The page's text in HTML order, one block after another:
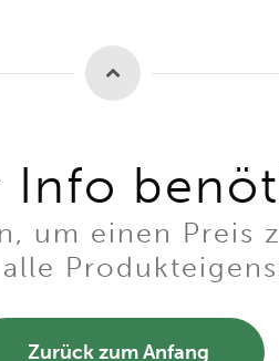
Info
um einen Preis
Zurück zum Anfang